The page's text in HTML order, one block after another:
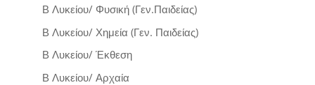
Β Λυκείου/ Φυσική (Γεν.Παιδείας)
Β Λυκείου/ Χημεία (Γεν. Παιδείας)
Β Λυκείου/ Έκθεση
Β Λυκείου/ Αρχαία